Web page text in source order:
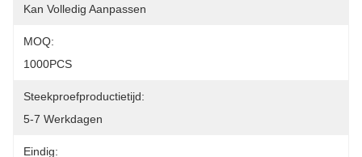
Kan Volledig Aanpassen
MOQ:
1000PCS
Steekproefproductietijd:
5-7 Werkdagen
Eindig: